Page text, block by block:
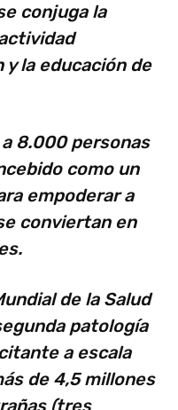
conjuga la
la educación de
8.000 personas
como un
empoderar a
conviertan en
de la Salud
patología
a escala
de 4,5 millones